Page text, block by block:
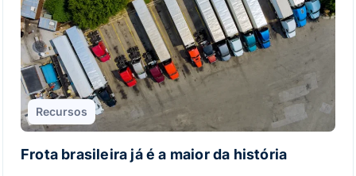
Recursos
Frota brasileira já é a maior da história